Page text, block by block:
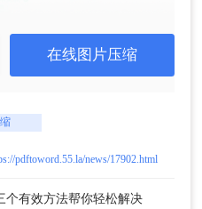
。
、GIMP或类似的图
操作为例。
在线图片压缩
pdftoword.55.la/news/17902.html
个有效方法帮你轻松解决